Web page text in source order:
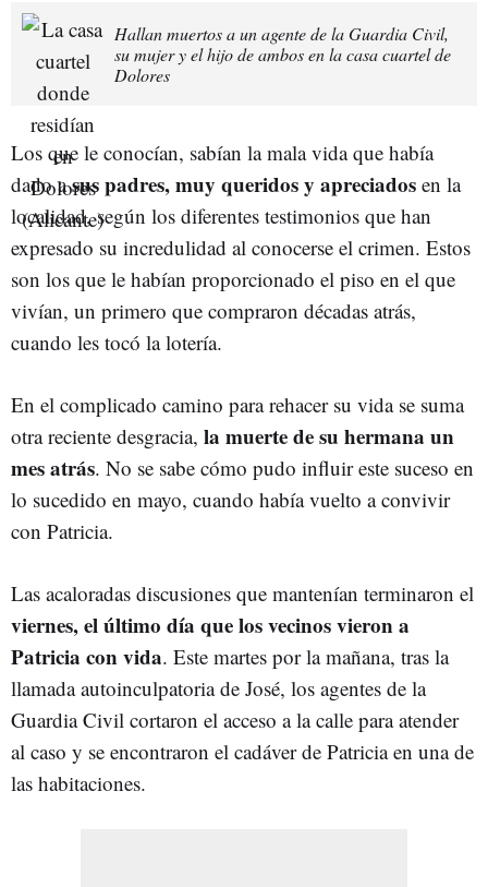
Hallan muertos a un agente de la Guardia Civil,
su mujer y el hijo de ambos en la casa cuartel de
Dolores
Los que le conocían, sabían la mala vida que había
dado asus padres, muy queridos y apreciados en la
localidad, según los diferentes testimonios que han
expresado su incredulidad al conocerse el crimen. Estos
son los que le habían proporcionado el piso en el que
vivían, un primero que compraron décadas atrás,
cuando les tocó la lotería.
En el complicado camino para rehacer su vida se suma
otra reciente desgracia, la muerte de su hermana un
mes atrás. No se sabe cómo pudo influir este suceso en
lo sucedido en mayo, cuando había vuelto a convivir
con Patricia.
Las acaloradas discusiones que mantenían terminaron el
viernes, el último día que los vecinos vieron a
Patricia con vida. Este martes por la mañana, tras la
llamada autoinculpatoria de José, los agentes de la
Guardia Civil cortaron el acceso a la calle para atender
al caso y se encontraron el cadáver de Patricia en una de
las habitaciones.